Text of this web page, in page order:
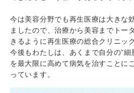
今は美容分野でも再生医療は大きな
ましたので、治療から美容までトー
きるように再生医療の総合クリニッ
今後もわたしは、あくまで自分の”細
を最大限に高めて病気を治すことに
っています。